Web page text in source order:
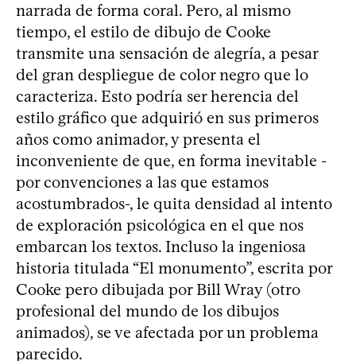
narrada de forma coral. Pero, al mismo
tiempo, el estilo de dibujo de Cooke
transmite una sensación de alegría, a pesar
del gran despliegue de color negro que lo
caracteriza. Esto podría ser herencia del
estilo gráfico que adquirió en sus primeros
años como animador, y presenta el
inconveniente de que, en forma inevitable -
por convenciones a las que estamos
acostumbrados-, le quita densidad al intento
de exploración psicológica en el que nos
embarcan los textos. Incluso la ingeniosa
historia titulada “El monumento”, escrita por
Cooke pero dibujada por Bill Wray (otro
profesional del mundo de los dibujos
animados), se ve afectada por un problema
parecido.